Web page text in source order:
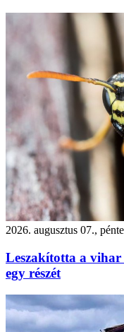
2026. augusztus 07.,
Leszakította a vihar
egy részét